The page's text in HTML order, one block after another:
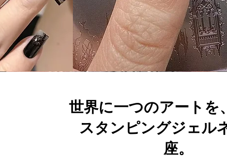
世界に一つのアートを
スタンピングジェル
座。